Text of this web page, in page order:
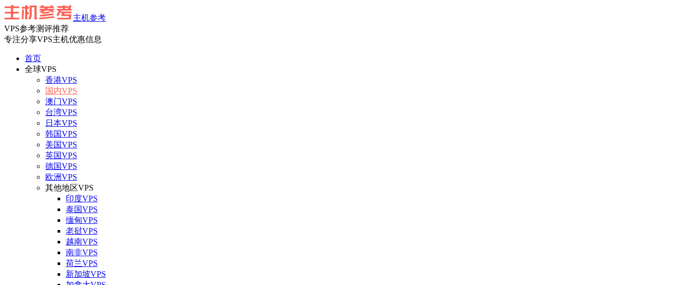
主机参考
VPS参考测评推荐
专注分享VPS主机优惠信息
首页
全球VPS
香港VPS
国内VPS
澳门VPS
台湾VPS
日本VPS
韩国VPS
美国VPS
英国VPS
德国VPS
欧洲VPS
其他地区VPS
印度VPS
泰国VPS
缅甸VPS
老挝VPS
越南VPS
南非VPS
荷兰VPS
新加坡VPS